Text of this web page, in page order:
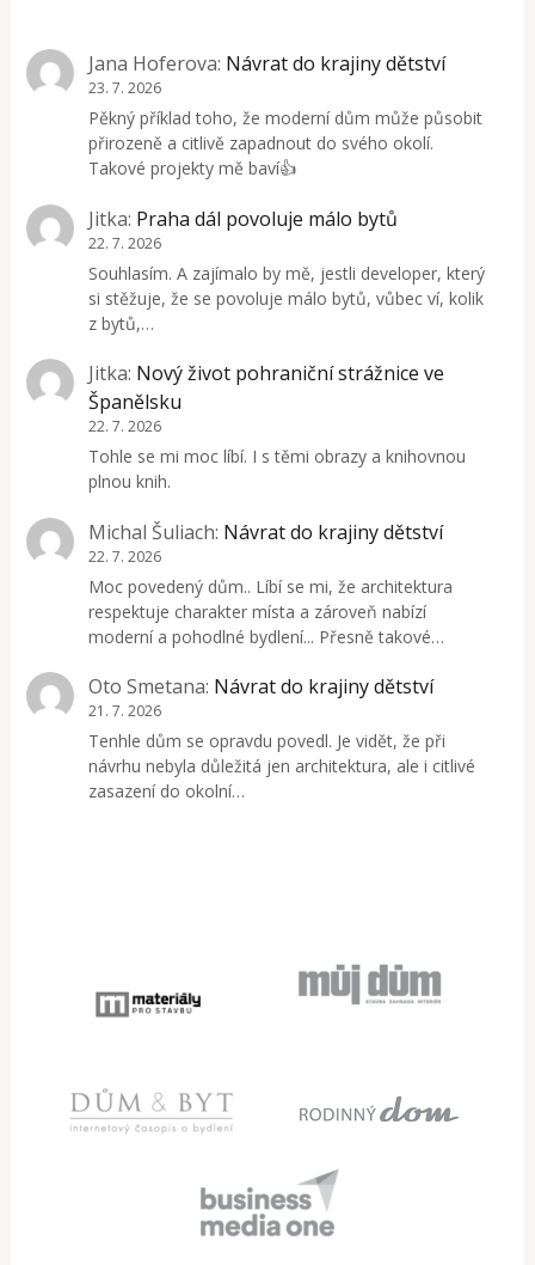
Jana Hoferova: Návrat do krajiny dětství
23. 7. 2026
Pěkný příklad toho, že moderní dům může působit
přirozeně a citlivě zapadnout do svého okolí.
Takové projekty mě baví👍
Jitka: Praha dál povoluje málo bytů
22. 7. 2026
Souhlasím. A zajímalo by mě, jestli developer, který
si stěžuje, že se povoluje málo bytů, vůbec ví, kolik
z bytů,…
Jitka: Nový život pohraniční strážnice ve
Španělsku
22. 7. 2026
Tohle se mi moc líbí. I s těmi obrazy a knihovnou
plnou knih.
Michal Šuliach: Návrat do krajiny dětství
22. 7. 2026
Moc povedený dům.. Líbí se mi, že architektura
respektuje charakter místa a zároveň nabízí
moderní a pohodlné bydlení... Přesně takové…
Oto Smetana: Návrat do krajiny dětství
21. 7. 2026
Tenhle dům se opravdu povedl. Je vidět, že při
návrhu nebyla důležitá jen architektura, ale i citlivé
zasazení do okolní…